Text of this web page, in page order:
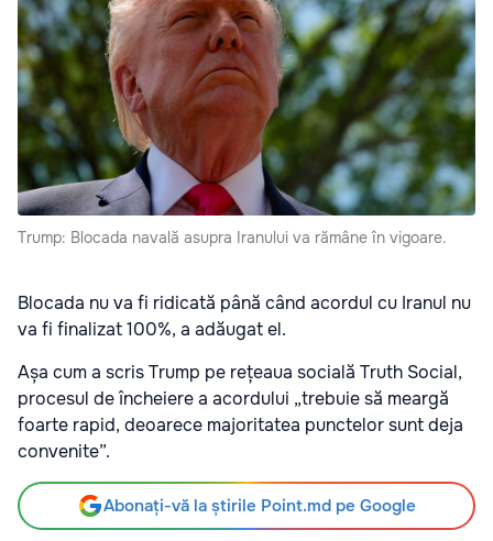
Trump: Blocada navală asupra Iranului va rămâne în vigoare.
Blocada nu va fi ridicată până când acordul cu Iranul nu
va fi finalizat 100%, a adăugat el.
Așa cum a scris Trump pe rețeaua socială Truth Social,
procesul de încheiere a acordului „trebuie să meargă
foarte rapid, deoarece majoritatea punctelor sunt deja
convenite”.
Abonați-vă la știrile Point.md pe Google